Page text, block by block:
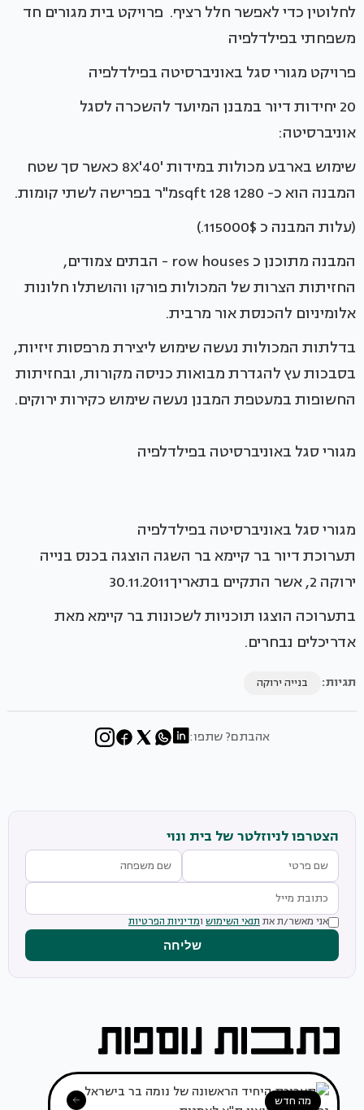
לחלוטין כדי לאפשר חלל רציף. פרויקט בית מגורים חד
משפחתי בפילדלפיה
פרויקט מגורי סגל באוניברסיטה בפילדלפיה
20 יחידות דיור במבנן המיועד להשכרה לסגל
אוניברסיטה:
שימוש בארבע מכולות במידות '8X'40 כאשר סך שטח
המבנה הוא כ- 1280 sqft 128מ"ר בפרישה לשתי קומות.
(עלות המבנה כ 115000$.)
המבנה מתוכנן כ row houses - הבתים צמודים,
החזיתות הצרות של המכולות פורקו והושתלו חלונות
אלומיניום להכנסת אור מרבית.
בדלתות המכולות נעשה שימוש ליצירת מרפסות זיזיות,
בסבכות עץ להגדרת מבואות כניסה מקורות, ובחזיתות
החשופות במעטפת המבנן נעשה שימוש כקירות ירוקים.
מגורי סגל באוניברסיטה בפילדלפיה
מגורי סגל באוניברסיטה בפילדלפיה
תערוכת דיור בר קיימא בר השגה הוצגה בכנס בנייה
ירוקה 2, אשר התקיים בתאריך30.11.2011
בתערוכה הוצגו תוכניות לשכונות בר קיימא מאת
אדריכלים נבחרים.
תגיות: בנייה ירוקה
אהבתם? שתפו:
הצטרפו לניוזלטר של בית ונוי
אני מאשר/ת את תנאי השימוש ומדיניות הפרטיות
שליחה
מה חדש